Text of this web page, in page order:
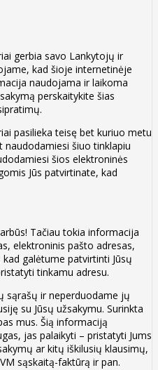
gerbia savo Lankytojų ir
kad šioje internetinėje
naudojama ir laikoma
perskaitykite šias
pasilieka teisę bet kuriuo metu
naudodamiesi šiuo tinklapiu
šios elektroninės
Jūs patvirtinate, kad
Tačiau tokia informacija
elektroninis pašto adresas,
galėtume patvirtinti Jūsų
tinkamu adresu.
sąrašų ir neperduodame jų
su Jūsų užsakymu. Surinkta
mus. Šią informaciją
jas palaikyti – pristatyti Jums
ar kitų iškilusių klausimų,
sąskaitą-faktūrą ir pan.